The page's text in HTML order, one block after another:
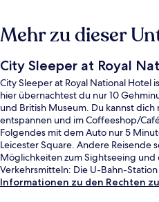
Mehr zu dieser
City Sleeper at Royal
City Sleeper at Royal National
hier übernachtest du nur 10
und British Museum. Du kannst
entspannen und im Coffeeshop/
Folgendes mit dem Auto nur 5
Leicester Square. Andere Reisende
Möglichkeiten zum Sightseeing
Verkehrsmitteln: Die U-Bahn-
und die U-Bahn-Station Euston ist
Informationen zu den Rechten